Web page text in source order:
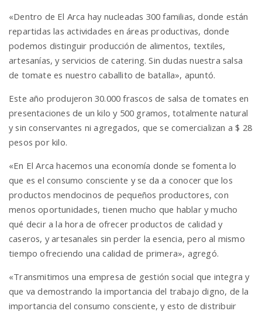
«Dentro de El Arca hay nucleadas 300 familias, donde están
repartidas las actividades en áreas productivas, donde
podemos distinguir producción de alimentos, textiles,
artesanías, y servicios de catering. Sin dudas nuestra salsa
de tomate es nuestro caballito de batalla», apuntó.
Este año produjeron 30.000 frascos de salsa de tomates en
presentaciones de un kilo y 500 gramos, totalmente natural
y sin conservantes ni agregados, que se comercializan a $ 28
pesos por kilo.
«En El Arca hacemos una economía donde se fomenta lo
que es el consumo consciente y se da a conocer que los
productos mendocinos de pequeños productores, con
menos oportunidades, tienen mucho que hablar y mucho
qué decir a la hora de ofrecer productos de calidad y
caseros, y artesanales sin perder la esencia, pero al mismo
tiempo ofreciendo una calidad de primera», agregó.
«Transmitimos una empresa de gestión social que integra y
que va demostrando la importancia del trabajo digno, de la
importancia del consumo consciente, y esto de distribuir